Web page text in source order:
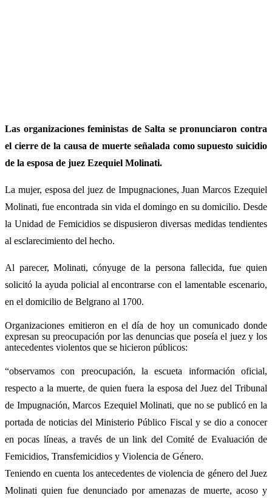
Las organizaciones feministas de Salta se pronunciaron contra
el cierre de la causa de muerte señalada como supuesto suicidio
de la esposa de juez Ezequiel Molinati.
La mujer, esposa del juez de Impugnaciones, Juan Marcos Ezequiel
Molinati, fue encontrada sin vida el domingo en su domicilio. Desde
la Unidad de Femicidios se dispusieron diversas medidas tendientes
al esclarecimiento del hecho.
Al parecer, Molinati, cónyuge de la persona fallecida, fue quien
solicitó la ayuda policial al encontrarse con el lamentable escenario,
en el domicilio de Belgrano al 1700.
Organizaciones emitieron en el día de hoy un comunicado donde
expresan su preocupación por las denuncias que poseía el juez y los
antecedentes violentos que se hicieron públicos:
“observamos con preocupación, la escueta información oficial,
respecto a la muerte, de quien fuera la esposa del Juez del Tribunal
de Impugnación, Marcos Ezequiel Molinati, que no se publicó en la
portada de noticias del Ministerio Público Fiscal y se dio a conocer
en pocas líneas, a través de un link del Comité de Evaluación de
Femicidios, Transfemicidios y Violencia de Género.
Teniendo en cuenta los antecedentes de violencia de género del Juez
Molinati quien fue denunciado por amenazas de muerte, acoso y